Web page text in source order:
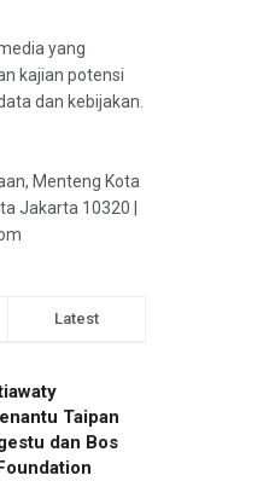
yang
kajian potensi
dan kebijakan.
Menteng Kota
Jakarta 10320 |
Latest
Taipan
dan Bos